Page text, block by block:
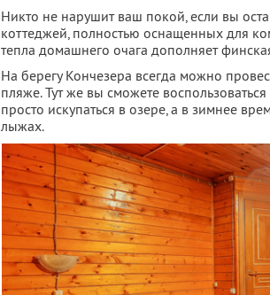
Никто не нарушит ваш покой, если вы
коттеджей, полностью оснащенных для
тепла домашнего очага дополняет
На берегу Кончезера всегда можно
пляже. Тут же вы сможете
просто искупаться в озере, а в зимнее
лыжах.